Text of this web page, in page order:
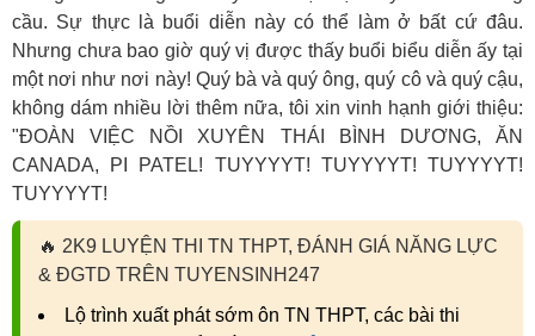
cầu. Sự thực là buổi diễn này có thể làm ở bất cứ đâu.
Nhưng chưa bao giờ quý vị được thấy buổi biểu diễn ấy tại
một nơi như nơi này! Quý bà và quý ông, quý cô và quý cậu,
không dám nhiều lời thêm nữa, tôi xin vinh hạnh giới thiệu:
"ĐOÀN VIỆC NỒI XUYÊN THÁI BÌNH DƯƠNG, ĂN
CANADA, PI PATEL! TUYYYYT! TUYYYYT! TUYYYYT!
TUYYYYT!
🔥 2K9 LUYỆN THI TN THPT, ĐÁNH GIÁ NĂNG LỰC
& ĐGTD TRÊN TUYENSINH247
Lộ trình xuất phát sớm ôn TN THPT, các bài thi